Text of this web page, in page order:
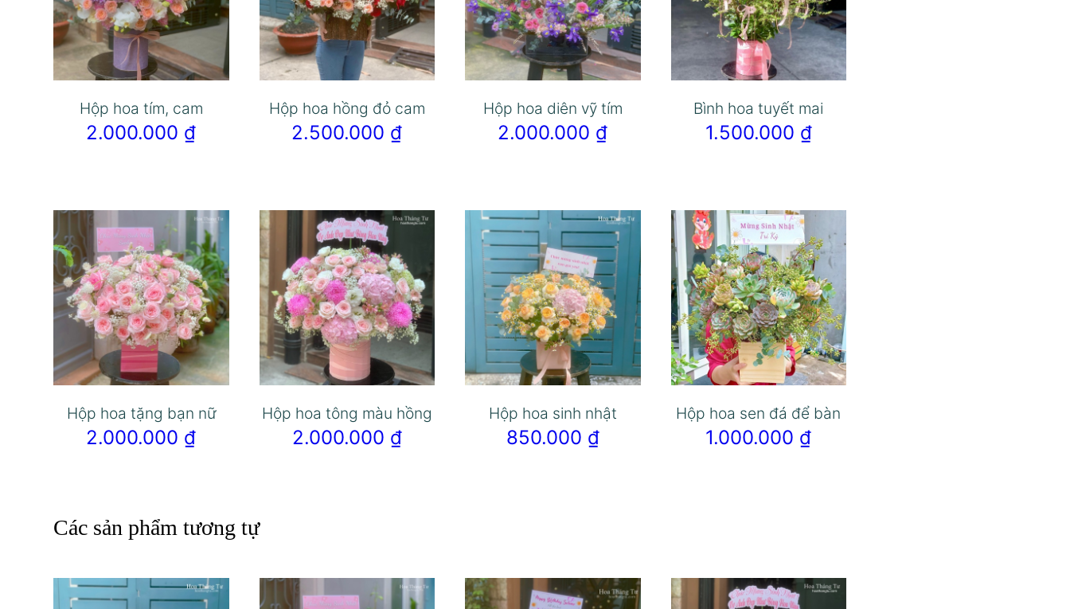
Hộp hoa tím, cam
2.000.000 ₫
Hộp hoa hồng đỏ cam
2.500.000 ₫
Hộp hoa diên vỹ tím
2.000.000 ₫
Bình hoa tuyết mai
1.500.000 ₫
Hộp hoa tặng bạn nữ
2.000.000 ₫
Hộp hoa tông màu hồng
2.000.000 ₫
Hộp hoa sinh nhật
850.000 ₫
Hộp hoa sen đá để bàn
1.000.000 ₫
Các sản phẩm tương tự